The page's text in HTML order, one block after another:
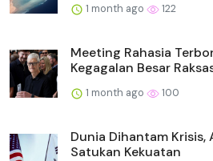
1 month ago 122
Meeting Rahasia
Kegagalan Besar
1 month ago 100
Dunia Dihantam Krisis,
Satukan Kekuatan